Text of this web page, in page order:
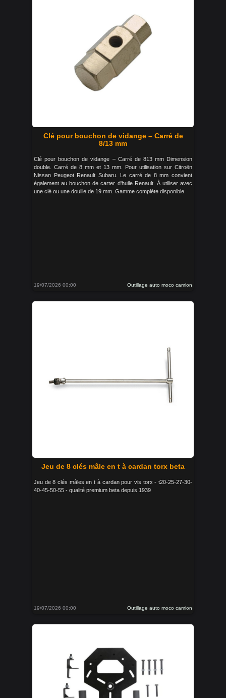
Clé pour bouchon de vidange – Carré de
8/13 mm
Clé pour bouchon de vidange – Carré de 813 mm Dimension
double. Carré de 8 mm et 13 mm. Pour utilisation sur Citroën
Nissan Peugeot Renault Subaru. Le carré de 8 mm convient
également au bouchon de carter d'huile Renault. À utiliser avec
une clé ou une douille de 19 mm. Gamme complète disponible
19/07/2026 00:00 Outillage auto moco camion
Jeu de 8 clés mâle en t à cardan torx beta
Jeu de 8 clés mâles en t à cardan pour vis torx - t20-25-27-30-
40-45-50-55 - qualité premium beta depuis 1939
19/07/2026 00:00 Outillage auto moco camion